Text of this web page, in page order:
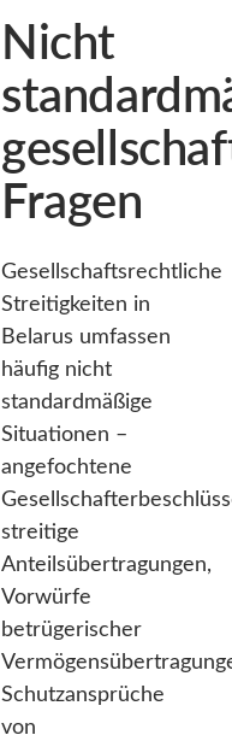
Nicht
Fragen
Gesellschaftsrechtliche
Streitigkeiten in
Belarus umfassen
häufig nicht
standardmäßige
Situationen –
angefochtene
streitige
Anteilsübertragungen,
Vorwürfe
betrügerischer
Schutzansprüche
von